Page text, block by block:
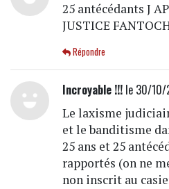
25 antécédants J
JUSTICE
Répondre
Incroyable !!!le 30/10/
Le laxisme
et le banditisme
25 ans et 25
rapportés (on ne
non inscrit au